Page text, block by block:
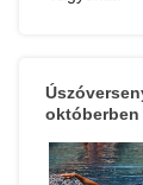
októberben